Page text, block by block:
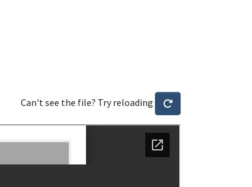
Can't see the file? Try reloading